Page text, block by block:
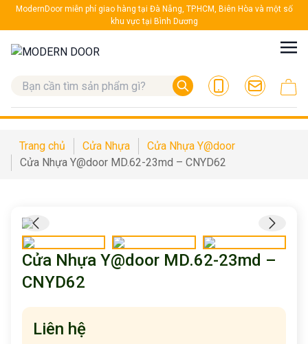
ModernDoor miễn phí giao hàng tại Đà Nẵng, TP.HCM, Biên Hòa và một số
khu vực tại Bình Dương
Trang chủ Cửa Nhựa
Cửa Nhựa Y@door
Cửa Nhựa Y@door MD.62-23md – CNYD62
Cửa Nhựa Y@door MD.62-23md –
CNYD62
Liên hệ